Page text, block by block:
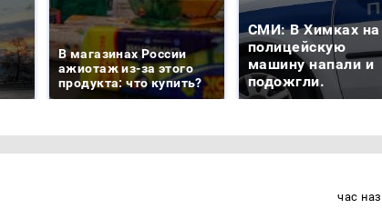
В магазинах России
ажиотаж из-за этого
продукта: что купить?
СМИ: В Химках на
полицейскую
машину напали и
подожгли.
час